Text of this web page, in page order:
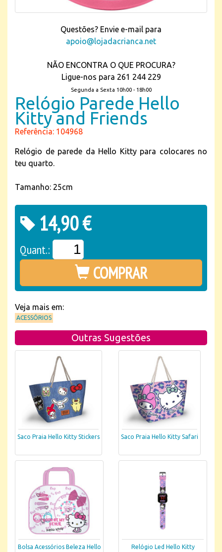
Questões? Envie e-mail para
apoio@lojadacrianca.net
NÃO ENCONTRA O QUE PROCURA?
Ligue-nos para 261 244 229
Segunda a Sexta 10h00 - 18h00
Relógio Parede Hello
Kitty and Friends
Referência: 104968
Relógio de parede da Hello Kitty para colocares no
teu quarto.
Tamanho: 25cm
14,90 €
Quant.:
COMPRAR
Veja mais em:
ACESSÓRIOS
Outras Sugestões
Saco Praia Hello Kitty Stickers Saco Praia Hello Kitty Safari
Bolsa Acessórios Beleza Hello Relógio Led Hello Kitty